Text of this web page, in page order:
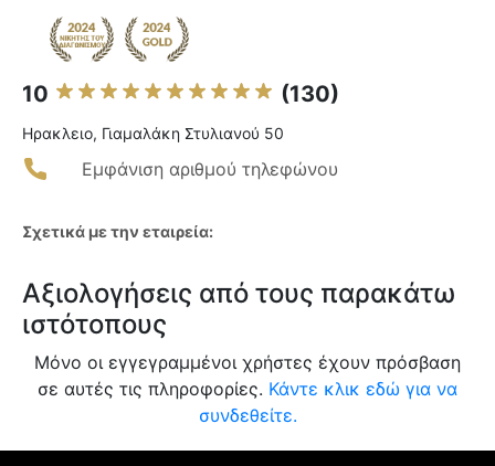
10 (130)
Ηρακλειο, Γιαμαλάκη Στυλιανού 50
Εμφάνιση αριθμού τηλεφώνου
Σχετικά με την εταιρεία:
Αξιολογήσεις από τους παρακάτω
ιστότοπους
Μόνο οι εγγεγραμμένοι χρήστες έχουν πρόσβαση
σε αυτές τις πληροφορίες. Κάντε κλικ εδώ για να
συνδεθείτε.